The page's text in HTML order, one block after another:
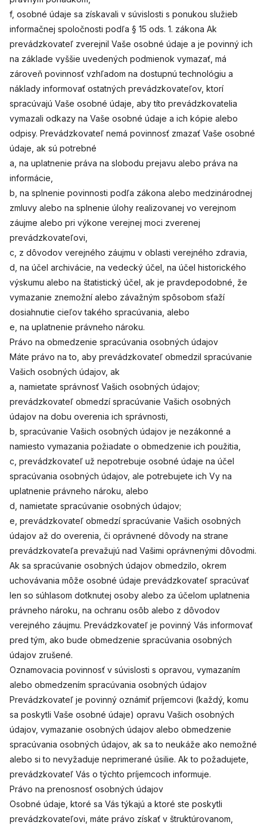
f, osobné údaje sa získavali v súvislosti s ponukou služieb
informačnej spoločnosti podľa § 15 ods. 1. zákona Ak
prevádzkovateľ zverejnil Vaše osobné údaje a je povinný ich
na základe vyššie uvedených podmienok vymazať, má
zároveň povinnosť vzhľadom na dostupnú technológiu a
náklady informovať ostatných prevádzkovateľov, ktorí
spracúvajú Vaše osobné údaje, aby títo prevádzkovatelia
vymazali odkazy na Vaše osobné údaje a ich kópie alebo
odpisy. Prevádzkovateľ nemá povinnosť zmazať Vaše osobné
údaje, ak sú potrebné
a, na uplatnenie práva na slobodu prejavu alebo práva na
informácie,
b, na splnenie povinnosti podľa zákona alebo medzinárodnej
zmluvy alebo na splnenie úlohy realizovanej vo verejnom
záujme alebo pri výkone verejnej moci zverenej
prevádzkovateľovi,
c, z dôvodov verejného záujmu v oblasti verejného zdravia,
d, na účel archivácie, na vedecký účel, na účel historického
výskumu alebo na štatistický účel, ak je pravdepodobné, že
vymazanie znemožní alebo závažným spôsobom sťaží
dosiahnutie cieľov takého spracúvania, alebo
e, na uplatnenie právneho nároku.
Právo na obmedzenie spracúvania osobných údajov
Máte právo na to, aby prevádzkovateľ obmedzil spracúvanie
Vašich osobných údajov, ak
a, namietate správnosť Vašich osobných údajov;
prevádzkovateľ obmedzí spracúvanie Vašich osobných
údajov na dobu overenia ich správnosti,
b, spracúvanie Vašich osobných údajov je nezákonné a
namiesto vymazania požiadate o obmedzenie ich použitia,
c, prevádzkovateľ už nepotrebuje osobné údaje na účel
spracúvania osobných údajov, ale potrebujete ich Vy na
uplatnenie právneho nároku, alebo
d, namietate spracúvanie osobných údajov;
e, prevádzkovateľ obmedzí spracúvanie Vašich osobných
údajov až do overenia, či oprávnené dôvody na strane
prevádzkovateľa prevažujú nad Vašimi oprávnenými dôvodmi.
Ak sa spracúvanie osobných údajov obmedzilo, okrem
uchovávania môže osobné údaje prevádzkovateľ spracúvať
len so súhlasom dotknutej osoby alebo za účelom uplatnenia
právneho nároku, na ochranu osôb alebo z dôvodov
verejného záujmu. Prevádzkovateľ je povinný Vás informovať
pred tým, ako bude obmedzenie spracúvania osobných
údajov zrušené.
Oznamovacia povinnosť v súvislosti s opravou, vymazaním
alebo obmedzením spracúvania osobných údajov
Prevádzkovateľ je povinný oznámiť príjemcovi (každý, komu
sa poskytli Vaše osobné údaje) opravu Vašich osobných
údajov, vymazanie osobných údajov alebo obmedzenie
spracúvania osobných údajov, ak sa to neukáže ako nemožné
alebo si to nevyžaduje neprimerané úsilie. Ak to požadujete,
prevádzkovateľ Vás o týchto príjemcoch informuje.
Právo na prenosnosť osobných údajov
Osobné údaje, ktoré sa Vás týkajú a ktoré ste poskytli
prevádzkovateľovi, máte právo získať v štruktúrovanom,